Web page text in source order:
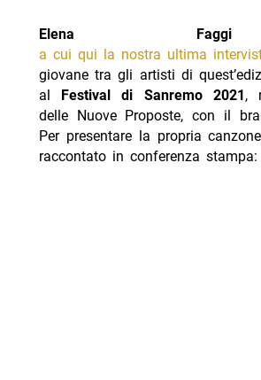
Elena
a cui qui la nostra ultima
giovane tra gli artisti di
al
Festival di Sanremo 2021 ,
delle Nuove Proposte, con il
Per presentare la propria
raccontato in conferenza stampa: